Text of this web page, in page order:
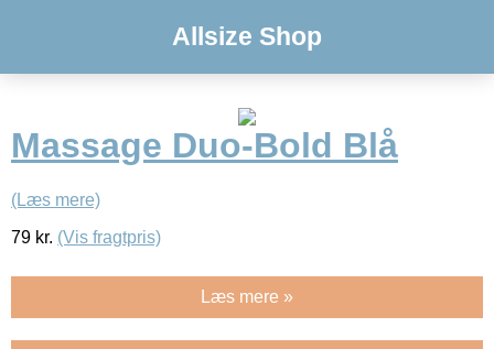
Allsize Shop
Massage Duo-Bold Blå
(Læs mere)
79 kr. (Vis fragtpris)
Læs mere »